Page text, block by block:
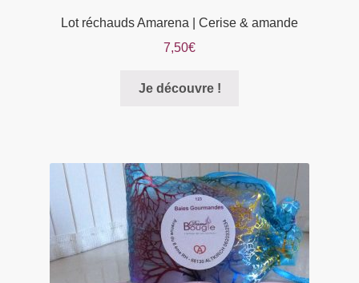
Lot réchauds Amarena | Cerise & amande
7,50€
Je découvre !